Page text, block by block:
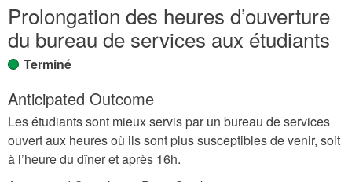
Prolongation des heures d’ouverture
du bureau de services aux étudiants
Terminé
Anticipated Outcome
Les étudiants sont mieux servis par un bureau de services
ouvert aux heures où ils sont plus susceptibles de venir, soit
à l’heure du dîner et après 16h.